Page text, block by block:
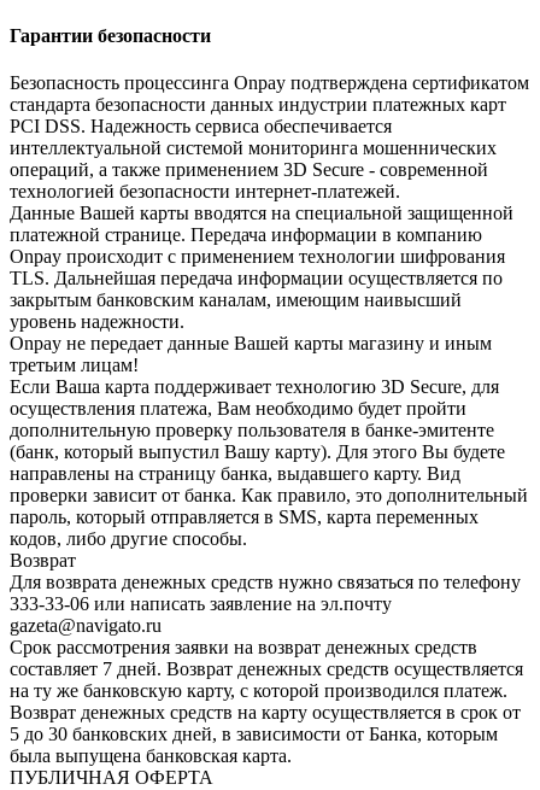
Гарантии безопасности
Безопасность процессинга Onpay подтверждена сертификатом
стандарта безопасности данных индустрии платежных карт
PCI DSS. Надежность сервиса обеспечивается
интеллектуальной системой мониторинга мошеннических
операций, а также применением 3D Secure - современной
технологией безопасности интернет-платежей.
Данные Вашей карты вводятся на специальной защищенной
платежной странице. Передача информации в компанию
Onpay происходит с применением технологии шифрования
TLS. Дальнейшая передача информации осуществляется по
закрытым банковским каналам, имеющим наивысший
уровень надежности.
Onpay не передает данные Вашей карты магазину и иным
третьим лицам!
Если Ваша карта поддерживает технологию 3D Secure, для
осуществления платежа, Вам необходимо будет пройти
дополнительную проверку пользователя в банке-эмитенте
(банк, который выпустил Вашу карту). Для этого Вы будете
направлены на страницу банка, выдавшего карту. Вид
проверки зависит от банка. Как правило, это дополнительный
пароль, который отправляется в SMS, карта переменных
кодов, либо другие способы.
Возврат
Для возврата денежных средств нужно связаться по телефону
333-33-06 или написать заявление на эл.почту
gazeta@navigato.ru
Срок рассмотрения заявки на возврат денежных средств
составляет 7 дней. Возврат денежных средств осуществляется
на ту же банковскую карту, с которой производился платеж.
Возврат денежных средств на карту осуществляется в срок от
5 до 30 банковских дней, в зависимости от Банка, которым
была выпущена банковская карта.
ПУБЛИЧНАЯ ОФЕРТА